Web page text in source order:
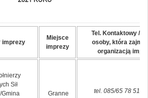
imprezy
Miejsce
imprezy
Tel. Kontaktowy /
osoby, która
organizacją
Sił
Gmina
Granne
tel. 085/65 78 515